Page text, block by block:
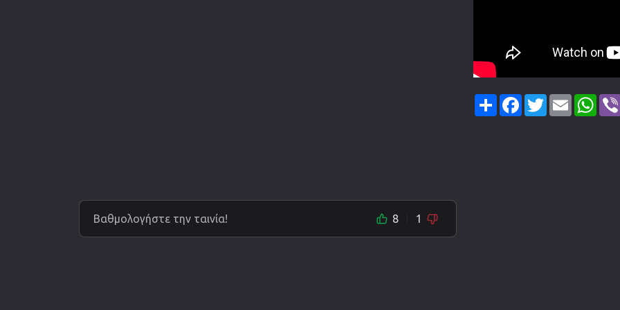
Βαθμολογήστε την ταινία! 8 1
ShareFacebook
TwitterEmail